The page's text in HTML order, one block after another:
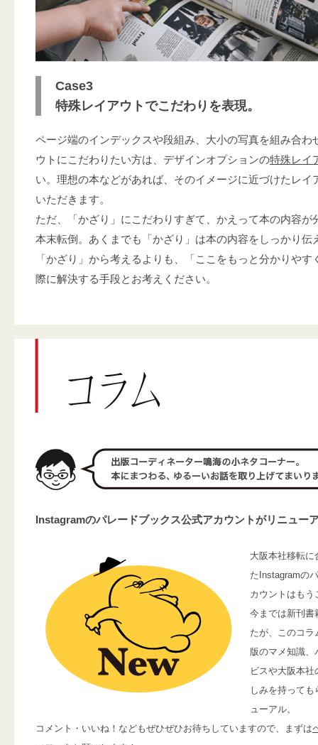
Case3
特殊レイアウトでこだわりを表現。
ページ端のインデックスや段組み、大小の写真を組み合わ
ウトにこだわりたい方は、デザインオプションの特殊レイ
い。理想の本などがあれば、そのイメージに近づけたレイ
いただきます。
ただ、「かざり」にこだわりすぎて、かえって本の内容が
本末転倒。あくまでも「かざり」は本の内容をしっかり伝
「かざり」から考えるよりも、「ここをもっと分かりや
際に解決する手段とお考えください。
Instagramのパレードブックス公式アカウントがリニュー
大阪本社移転に
たInstagramの
カウントはもう
今までは新刊書
たが、このコラ
版のマメ知識
ビスや大阪本
しみを持って
ューアル。
コメント・いいね！などもぜひぜひお待ちしていますので、まずは